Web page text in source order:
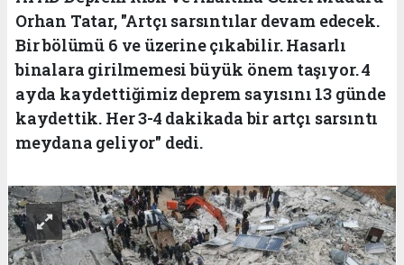
Orhan Tatar, "Artçı sarsıntılar devam edecek.
Bir bölümü 6 ve üzerine çıkabilir. Hasarlı
binalara girilmemesi büyük önem taşıyor. 4
ayda kaydettiğimiz deprem sayısını 13 günde
kaydettik. Her 3-4 dakikada bir artçı sarsıntı
meydana geliyor" dedi.